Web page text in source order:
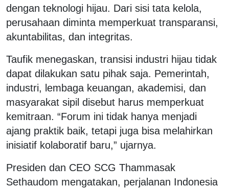
dengan teknologi hijau. Dari sisi tata kelola,
perusahaan diminta memperkuat transparansi,
akuntabilitas, dan integritas.
Taufik menegaskan, transisi industri hijau tidak
dapat dilakukan satu pihak saja. Pemerintah,
industri, lembaga keuangan, akademisi, dan
masyarakat sipil disebut harus memperkuat
kemitraan. “Forum ini tidak hanya menjadi
ajang praktik baik, tetapi juga bisa melahirkan
inisiatif kolaboratif baru,” ujarnya.
Presiden dan CEO SCG Thammasak
Sethaudom mengatakan, perjalanan Indonesia